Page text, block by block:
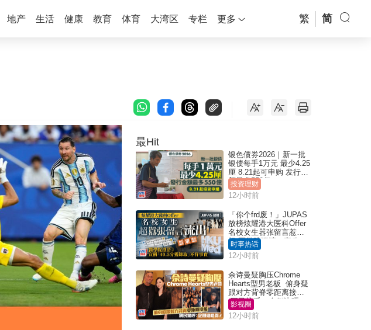
地产 生活 健康 教育 体育 大湾区 专栏 更多 繁 简
最Hit
银色债券2026｜新一批
银债每手1万元 最少4.25
厘 8.21起可申购 发行金
额最多550亿
投资理财
12小时前
「你个frd废！」JUPAS
放榜炫耀港大医科Offer
名校女生嚣张留言惹众
怒 医学院澄清：宣称
「40.5分获录取」不符事
实｜Juicy叮
时事热话
12小时前
佘诗曼疑胸压Chrome
Hearts型男老板 俯身疑
跟对方背脊零距离接触
网民惊呼：企侧边唔
得？
影视圈
12小时前